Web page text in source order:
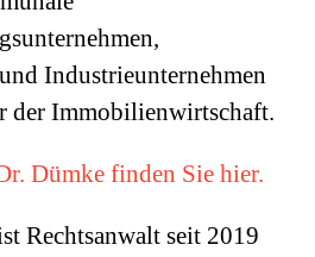
Industrieunternehmen
der Immobilienwirtschaft.
Dümke finden Sie hier.
Rechtsanwalt seit 2019